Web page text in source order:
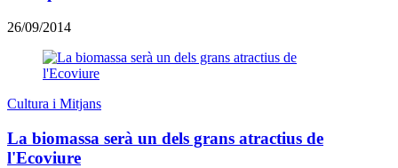
26/09/2014
Cultura i Mitjans
La biomassa serà un dels grans atractius de
l'Ecoviure